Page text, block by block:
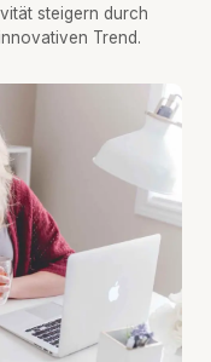
steigern durch
Trend.